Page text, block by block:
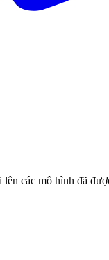
các mô hình đã